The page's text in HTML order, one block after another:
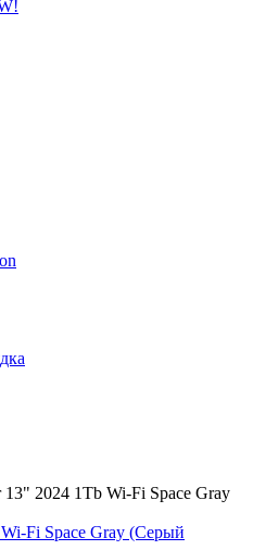
2024 1Tb Wi-Fi Space Gray